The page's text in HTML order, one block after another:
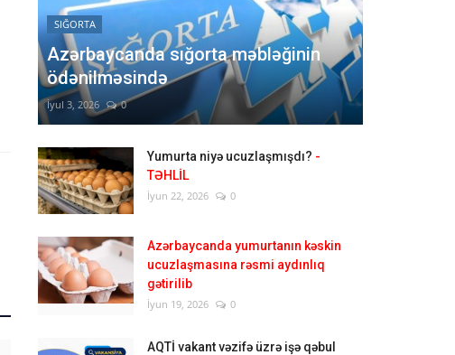
SIĞORTA
Azərbaycanda sığorta məbləğinin
ödənilməsində
İyul 3, 2026 0
Yumurta niyə ucuzlaşmışdı? -
TƏHLİL
İyun 22, 2026 0
Azərbaycanda yumurtanın kəskin
ucuzlaşmasına rəsmi aydınlıq
gətirilib
İyun 19, 2026 0
AQTİ vakant vəzifə üzrə işə qəbul